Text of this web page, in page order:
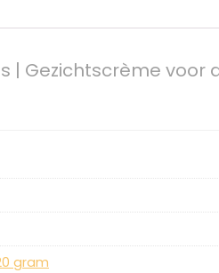
| Gezichtscrème voor
gram